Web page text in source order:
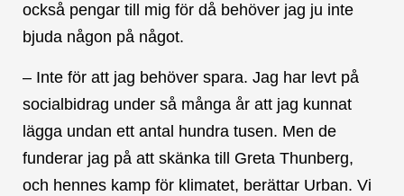
också pengar till mig för då behöver jag ju inte
bjuda någon på något.
– Inte för att jag behöver spara. Jag har levt på
socialbidrag under så många år att jag kunnat
lägga undan ett antal hundra tusen. Men de
funderar jag på att skänka till Greta Thunberg,
och hennes kamp för klimatet, berättar Urban. Vi